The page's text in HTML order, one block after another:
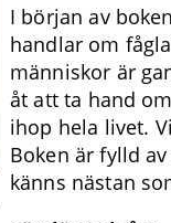
I början av
handlar om
människor är
åt att ta hand
ihop hela livet.
Boken är fylld
känns nästan